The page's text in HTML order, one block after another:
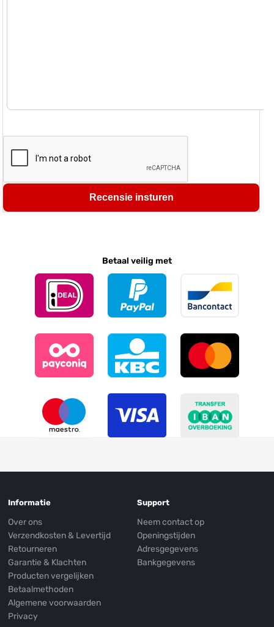
Recensie insturen
Betaal veilig met
Informatie
Over ons
Verzendkosten & Levertijd
Retourneren
Garantie & Klachten
Producten vergelijken
Betaalmethoden
Algemene voorwaarden
Privacy
Support
Neem contact op
Openingstijden
Adresgegevens
Bankgegevens